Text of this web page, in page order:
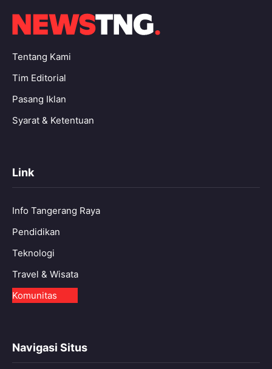
Tentang Kami
Tim Editorial
Pasang Iklan
Syarat & Ketentuan
Link
Info Tangerang Raya
Pendidikan
Teknologi
Travel & Wisata
Komunitas
Navigasi Situs